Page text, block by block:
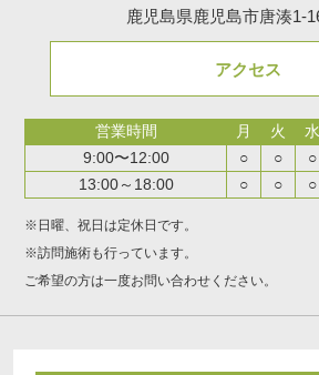
鹿児島県鹿児島市唐湊1-
アクセス
営業時間 月 火 水
9:00〜12:00
○ ○ ○
13:00～18:00
○ ○ ○
※日曜、祝日は定休日です。
※訪問施術も行っています。
ご希望の方は一度お問い合わせください。